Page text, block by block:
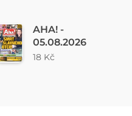
AHA! -
05.08.2026
18 Kč